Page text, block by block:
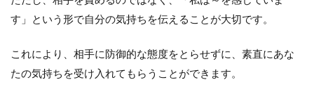
す」という形で自分の気持ちを伝えることが大切です。
これにより、相手に防御的な態度をとらせずに、素直にあな
たの気持ちを受け入れてもらうことができます。